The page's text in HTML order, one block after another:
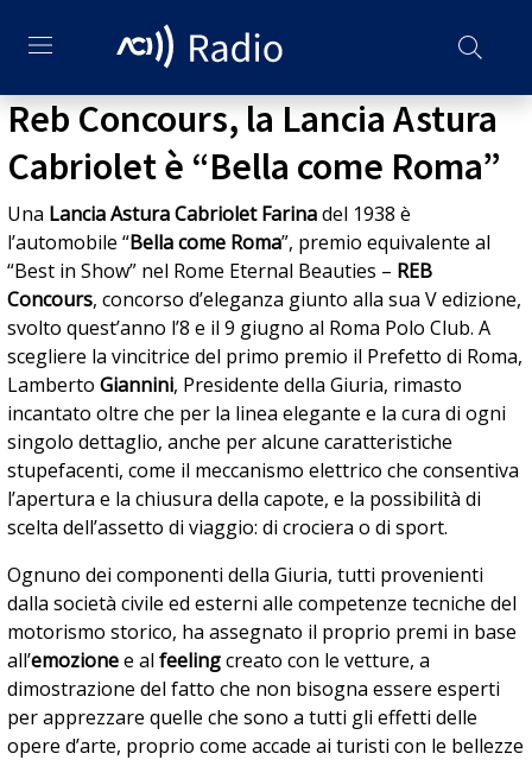
Reb Concours, la Lancia Astura
Cabriolet è “Bella come Roma”
Una Lancia Astura Cabriolet Farinadel 1938 è
l’automobile “Bella come Roma”, premio equivalente al
“Best in Show” nel Rome Eternal Beauties – REB
Concours, concorso d’eleganza giunto alla sua V edizione,
svolto quest’anno l’8 e il 9 giugno al Roma Polo Club. A
scegliere la vincitrice del primo premio il Prefetto di Roma,
Lamberto Giannini, Presidente della Giuria, rimasto
incantato oltre che per la linea elegante e la cura di ogni
singolo dettaglio, anche per alcune caratteristiche
stupefacenti, come il meccanismo elettrico che consentiva
l’apertura e la chiusura della capote, e la possibilità di
scelta dell’assetto di viaggio: di crociera o di sport.
Ognuno dei componenti della Giuria, tutti provenienti
dalla società civile ed esterni alle competenze tecniche del
motorismo storico, ha assegnato il proprio premi in base
all’emozionee al feelingcreato con le vetture, a
dimostrazione del fatto che non bisogna essere esperti
per apprezzare quelle che sono a tutti gli effetti delle
opere d’arte, proprio come accade ai turisti con le bellezze